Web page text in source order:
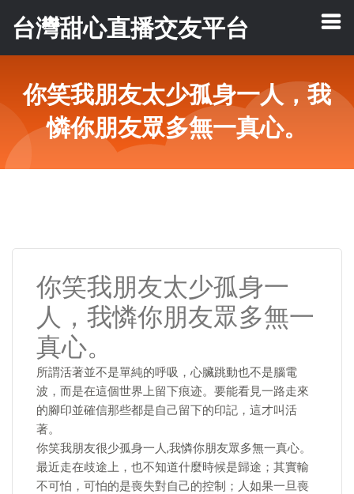
台灣甜心直播交友平台
你笑我朋友太少孤身一人，我
憐你朋友眾多無一真心。
你笑我朋友太少孤身一
人，我憐你朋友眾多無一
真心。
所謂活著並不是單純的呼吸，心臟跳動也不是腦電
波，而是在這個世界上留下痕迹。要能看見一路走來
的腳印並確信那些都是自己留下的印記，這才叫活
著。
你笑我朋友很少孤身一人,我憐你朋友眾多無一真心。
最近走在歧途上，也不知道什麼時候是歸途；其實輸
不可怕，可怕的是喪失對自己的控制；人如果一旦喪